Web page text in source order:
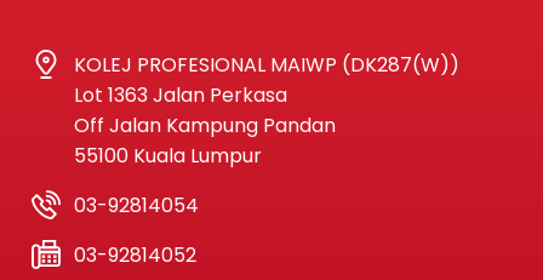
KOLEJ PROFESIONAL MAIWP (DK287(W))
Lot 1363 Jalan Perkasa
Off Jalan Kampung Pandan
55100 Kuala Lumpur
03-92814054
03-92814052